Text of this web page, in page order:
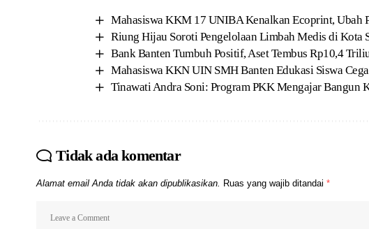
Mahasiswa KKM 17 UNIBA Kenalkan Ecoprint, Ubah
Riung Hijau Soroti Pengelolaan Limbah Medis di Kota
Bank Banten Tumbuh Positif, Aset Tembus Rp10,4
Mahasiswa KKN UIN SMH Banten Edukasi Siswa
Tinawati Andra Soni: Program PKK Mengajar Bangun
Tidak ada komentar
Alamat email Anda tidak akan dipublikasikan. Ruas yang wajib ditandai *